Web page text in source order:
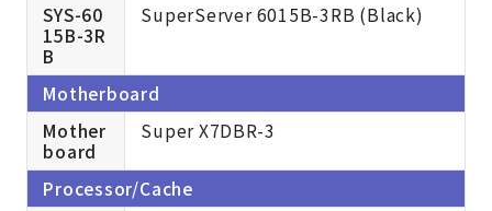
SYS-60
15B-3R
B
SuperServer 6015B-3RB (Black)
Motherboard
Mother
board
Super X7DBR-3
Processor/Cache